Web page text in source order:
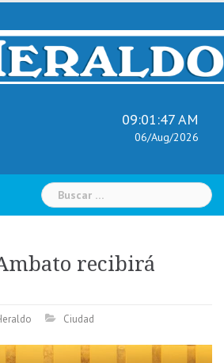
09:01:48 AM
06/Aug/2026
Buscar:
recibirá
Ciudad